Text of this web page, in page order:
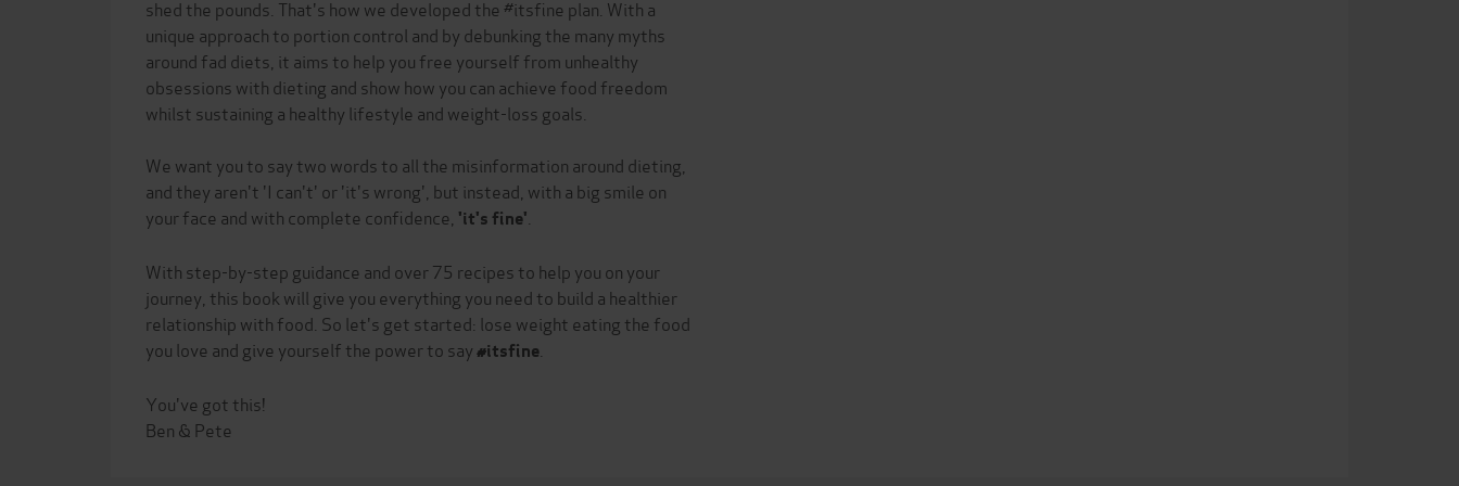
shed the pounds. That's how we developed the #itsfine plan. With a
unique approach to portion control and by debunking the many myths
around fad diets, it aims to help you free yourself from unhealthy
obsessions with dieting and show how you can achieve food freedom
whilst sustaining a healthy lifestyle and weight-loss goals.
We want you to say two words to all the misinformation around dieting,
and they aren't 'I can't' or 'it's wrong', but instead, with a big smile on
your face and with complete confidence, 'it's fine'
With step-by-step guidance and over 75 recipes to help you on your
journey, this book will give you everything you need to build a healthier
relationship with food. So let's get started: lose weight eating the food
you love and give yourself the power to say#itsfine
You've got this!